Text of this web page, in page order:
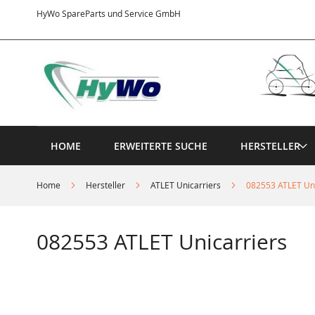
HyWo SpareParts und Service GmbH
Inhalt
HOME ERWEITERTE SUCHE HERSTELLER
Home Hersteller ATLET Unicarriers 082553 ATLET
082553 ATLET Unicarriers